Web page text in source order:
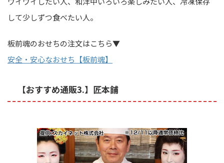
して少しずつ食べたい人。
板前魂のおせちの注文はこちら▼
安全・安心なおせち【板前魂】
【おすすめ通販3.】匠本舗